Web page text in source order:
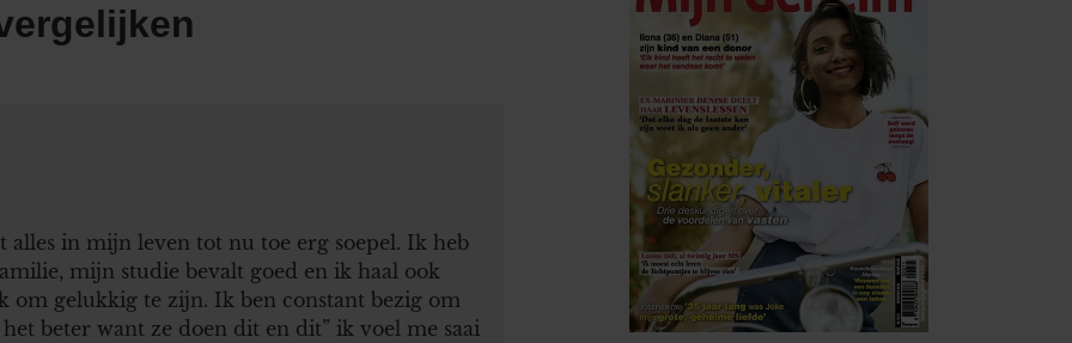
in mijn leven tot nu toe erg soepel. Ik heb
mijn studie bevalt goed en ik haal ook
gelukkig te zijn. Ik ben constant bezig om
beter want ze doen dit en dit” ik voel me saai